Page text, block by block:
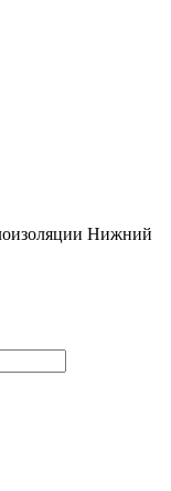
Нижний